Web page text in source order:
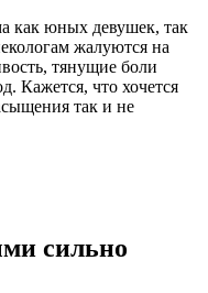
юных девушек, так
жалуются на
тянущие боли
Кажется, что хочется
так и не
сильно